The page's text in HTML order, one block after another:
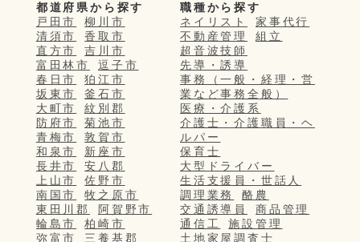
都道府県から探す
戸田市
柳川市
清須市
香取市
直方市
吉川市
富田林市
逗子市
春日市
狛江市
坂東市
釜石市
大町市
紋別郡
防府市
菊池市
青梅市
敦賀市
和泉市
新座市
長井市
安八郡
上山市
佐野市
南国市
牧之原市
東田川郡
阿賀野市
輪島市
柏崎市
弥富市
三養基郡
職種から探す
ネイリスト
家事代行
不動産管理
組立
超音波技師
先導・誘導
事務（一般・経理・営
業など事務全般）
医療・介護系
介護士・介護職員・ヘ
ルパー
保育士
大型ドライバー
生活支援員・世話人
調理業務
酪農
交通誘導員
商品管理
通信工
施設管理
土地家屋調査士